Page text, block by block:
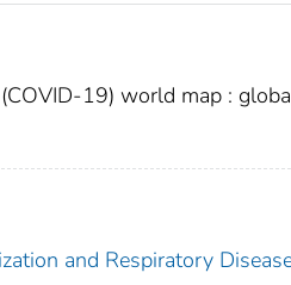
19) world map :
and Respiratory